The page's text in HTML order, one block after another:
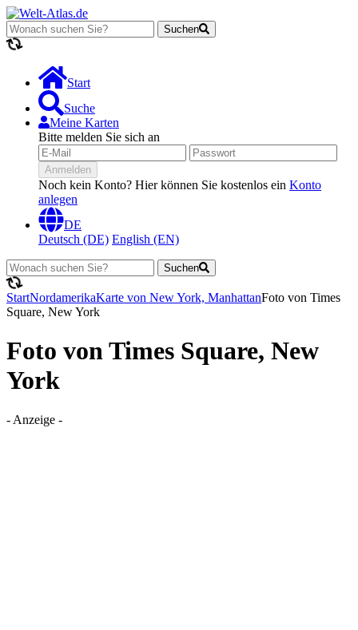
Suchen
Lädt...
Start
Suche
Meine Karten
Bitte melden Sie sich an
Anmelden
Noch kein Konto? Hier können Sie kostenlos ein Konto
anlegen
DE
Deutsch (DE) English (EN)
Suchen
Lädt...
StartNordamerikaKarte von New York, ManhattanFoto von Times
Square, New York
Foto von Times Square, New
York
- Anzeige -